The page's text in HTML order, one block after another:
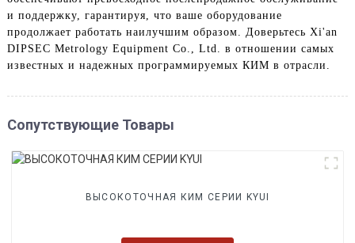
и поддержку, гарантируя, что ваше оборудование
продолжает работать наилучшим образом. Доверьтесь Xi'an
DIPSEC Metrology Equipment Co., Ltd. в отношении самых
известных и надежных программируемых КИМ в отрасли.
Сопутствующие Товары
ВЫСОКОТОЧНАЯ КИМ СЕРИИ KYUI